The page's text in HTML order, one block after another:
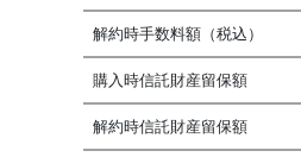
解約時手数料額（税込）
購入時信託財産留保額
解約時信託財産留保額